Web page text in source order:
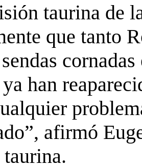
taurina de
que tanto
han
afirmó